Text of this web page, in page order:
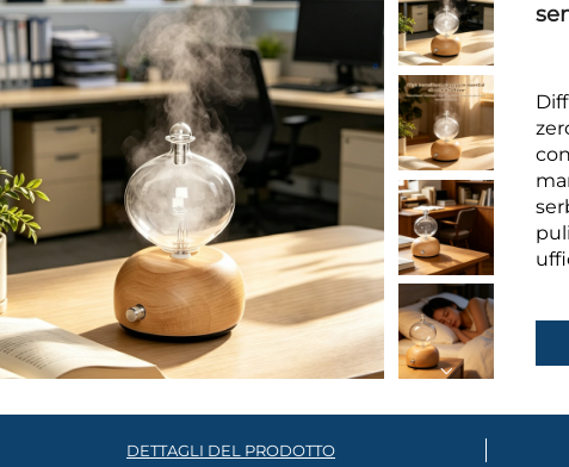
DETTAGLI DEL PRODOTTO